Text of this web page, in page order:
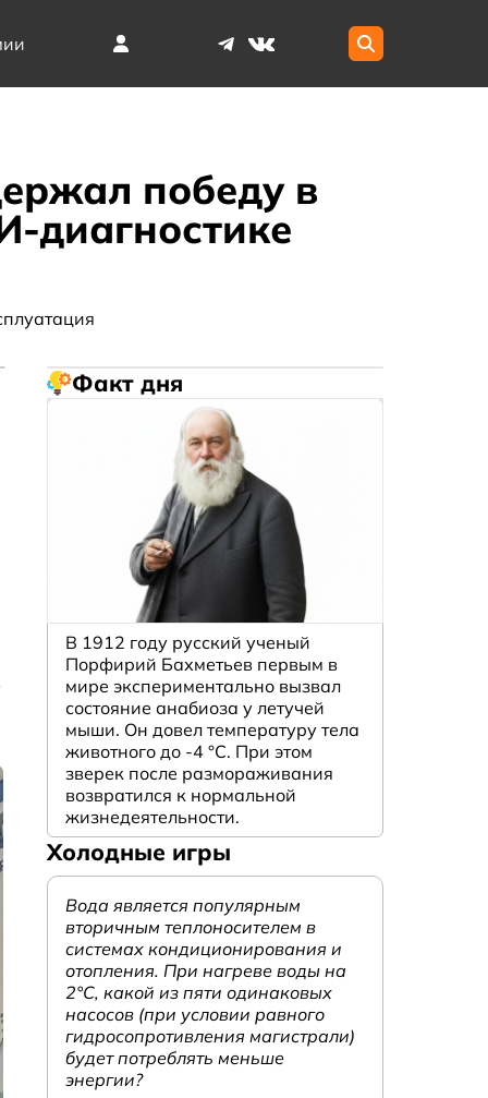
победу в
диагностике
Факт дня
В 1912 году русский ученый
Порфирий Бахметьев первым в
мире экспериментально вызвал
состояние анабиоза у летучей
мыши. Он довел температуру тела
животного до -4 °C. При этом
зверек после размораживания
возвратился к нормальной
жизнедеятельности.
Холодные игры
Вода является популярным
вторичным теплоносителем в
системах кондиционирования и
отопления. При нагреве воды на
2°С, какой из пяти одинаковых
насосов (при условии равного
гидросопротивления магистрали)
будет потреблять меньше
энергии?